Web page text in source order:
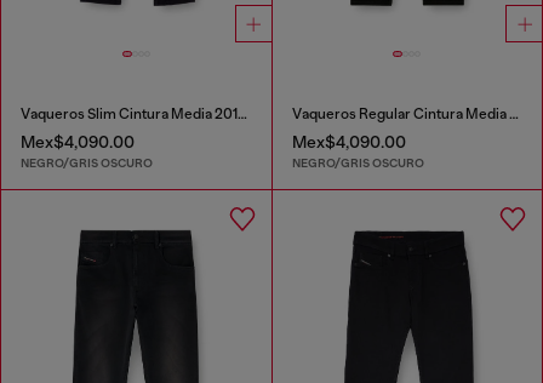
Vaqueros Slim Cintura Media 2019 D-Strukt
Mex$4,090.00
NEGRO/GRIS OSCURO
Vaqueros Regular Cintura Media 2023 D-Finitive
Mex$4,090.00
NEGRO/GRIS OSCURO